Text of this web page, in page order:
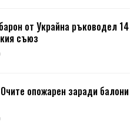
от Украйна ръководел 14
съюз
опожарен заради балони